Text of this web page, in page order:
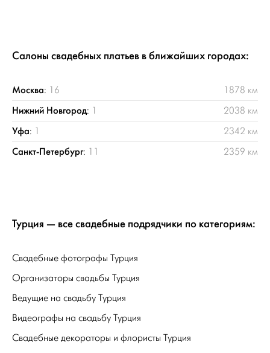
Салоны свадебных платьев в ближайших городах:
Москва: 16 1878 км
Нижний Новгород: 1 2038 км
Уфа: 1 2342 км
Санкт-Петербург: 11 2359 км
Турция — все свадебные подрядчики по категориям:
Свадебные фотографы Турция
Организаторы свадьбы Турция
Ведущие на свадьбу Турция
Видеографы на свадьбу Турция
Свадебные декораторы и флористы Турция